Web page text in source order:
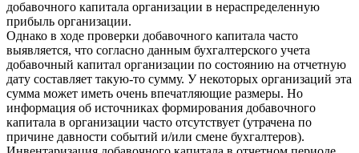
добавочного капитала организации в нераспределенную
прибыль организации.
Однако в ходе проверки добавочного капитала часто
выявляется, что согласно данным бухгалтерского учета
добавочный капитал организации по состоянию на отчетную
дату составляет такую-то сумму. У некоторых организаций эта
сумма может иметь очень впечатляющие размеры. Но
информация об источниках формирования добавочного
капитала в организации часто отсутствует (утрачена по
причине давности событий и/или смене бухгалтеров).